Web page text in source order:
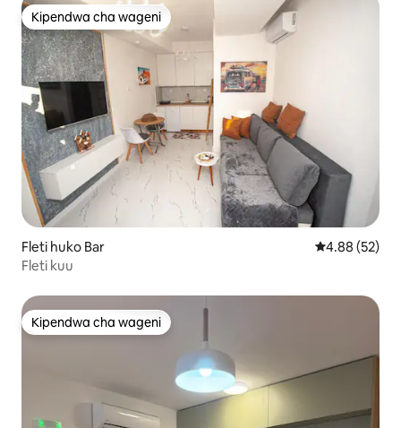
Kipendwa cha wageni
Kipendwa cha wageni
Fleti huko Bar Ukadiriaji wa
4.88 (52)
Fleti kuu
Kipendwa cha wageni
Kipendwa cha wageni